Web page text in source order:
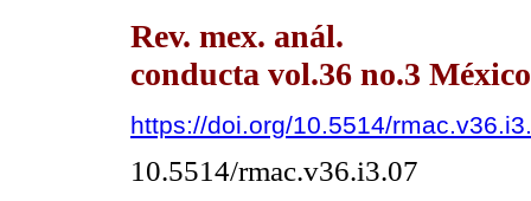
Rev. mex. anál.
conducta vol.36 no.3
https://doi.org/10.5514/
10.5514/rmac.v36.i3.07